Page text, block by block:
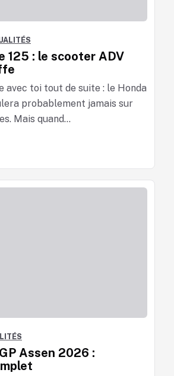
125 : le scooter ADV
avec toi tout de suite : le Honda
probablement jamais sur
Mais quand...
Assen 2026 :